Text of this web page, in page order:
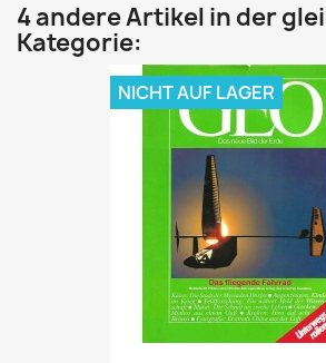
4 andere Artikel in der
Kategorie:
NICHT AUF LAGER